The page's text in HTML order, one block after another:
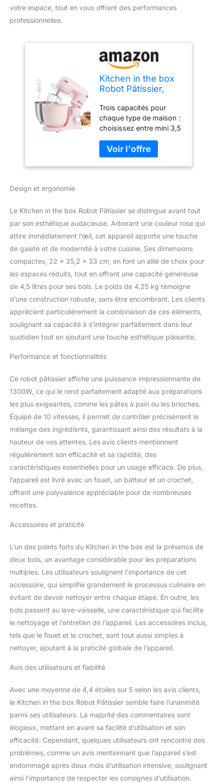
votre espace, tout en vous offrant des performances
professionnelles.
Kitchen in the box
Robot Pâtissier,
Robots de Cuisine,
10 Vitesses Batteur
Electrique Cuisine,
1300W Pétrin
Professionnel avec
Fouet, Batteur,
Crochet (Rose)
Trois capacités pour
chaque type de maison :
choisissez entre mini 3,5
ou les débutants, 5 l
pour les familles qui
cuisinent
maximale. Un même
mixeur pétrisseur
réels. Revêtement Spécial
: Notre robot pâtissier
combine fonctionnalité,
confort et esthétique. La
contente pas d'ajouter
une touche esthétique
moderne, mais il améliore
également la prise en
de dix couleurs, ce pétrin
de boulanger
décor de cuisine, tout en
offrant une vue à 360°
attrayante. Compact et
Puissant : Ce batteur sur
mais il contient un
puissant moteur de 1300
W, offrant un couple
élevé et une efficacité
de recette. Sa
conception légère prend
facilement la vitesse
grâce aux 10 réglages
une fonction pulse, vous
permettant de passer
d’un mélange doux à un
mélange rapide. Que
crème ou pétrissiez de la
pâte à pain, ce robot
garantit des résultats
utilisation. Facilité
: Nos robots de cuisine
sont conçus pour être
commandes simples et
un design à tête
inclinable pour un accès
facile au bol. Les
(crochet à pâte, batteur
plat, fouet) sont
Design et ergonomie
Le Kitchen in the box Robot Pâtissier se distingue avant tout
par son esthétique audacieuse. Arborant une couleur rose qui
attire immédiatement l’œil, cet appareil apporte une touche
de gaieté et de modernité à votre cuisine. Ses dimensions
compactes, 22 x 35,2 x 33 cm, en font un allié de choix pour
les espaces réduits, tout en offrant une capacité généreuse
de 4,5 litres pour ses bols. Le poids de 4,25 kg témoigne
d’une construction robuste, sans être encombrant. Les clients
apprécient particulièrement la combinaison de ces éléments,
soulignant sa capacité à s’intégrer parfaitement dans leur
quotidien tout en ajoutant une touche esthétique plaisante.
Performance et fonctionnalités
Ce robot pâtissier affiche une puissance impressionnante de
1300W, ce qui le rend parfaitement adapté aux préparations
les plus exigeantes, comme les pâtes à pain ou les brioches.
Équipé de 10 vitesses, il permet de contrôler précisément le
mélange des ingrédients, garantissant ainsi des résultats à la
hauteur de vos attentes. Les avis clients mentionnent
régulièrement son efficacité et sa rapidité, des
caractéristiques essentielles pour un usage efficace. De plus,
l’appareil est livré avec un fouet, un batteur et un crochet,
offrant une polyvalence appréciable pour de nombreuses
recettes.
Accessoires et praticité
L’un des points forts du Kitchen in the box est la présence de
deux bols, un avantage considérable pour les préparations
multiples. Les utilisateurs soulignent l’importance de cet
accessoire, qui simplifie grandement le processus culinaire en
évitant de devoir nettoyer entre chaque étape. En outre, les
bols passent au lave-vaisselle, une caractéristique qui facilite
le nettoyage et l’entretien de l’appareil. Les accessoires inclus,
tels que le fouet et le crochet, sont tout aussi simples à
nettoyer, ajoutant à la praticité globale de l’appareil.
Avis des utilisateurs et fiabilité
Avec une moyenne de 4,4 étoiles sur 5 selon les avis clients,
le Kitchen in the box Robot Pâtissier semble faire l’unanimité
parmi ses utilisateurs. La majorité des commentaires sont
élogieux, mettant en avant sa facilité d’utilisation et son
efficacité. Cependant, quelques utilisateurs ont rencontré des
problèmes, comme un avis mentionnant que l’appareil s’est
endommagé après deux mois d’utilisation intensive, soulignant
ainsi l’importance de respecter les consignes d’utilisation.